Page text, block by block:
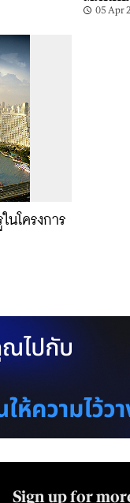
05 Apr
โครงการ
Sign up for